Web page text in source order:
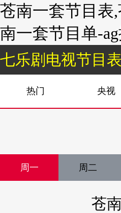
苍南一套节目表
南一套节目单-
七乐剧电视节目表
热门 央视
周一 周二
苍